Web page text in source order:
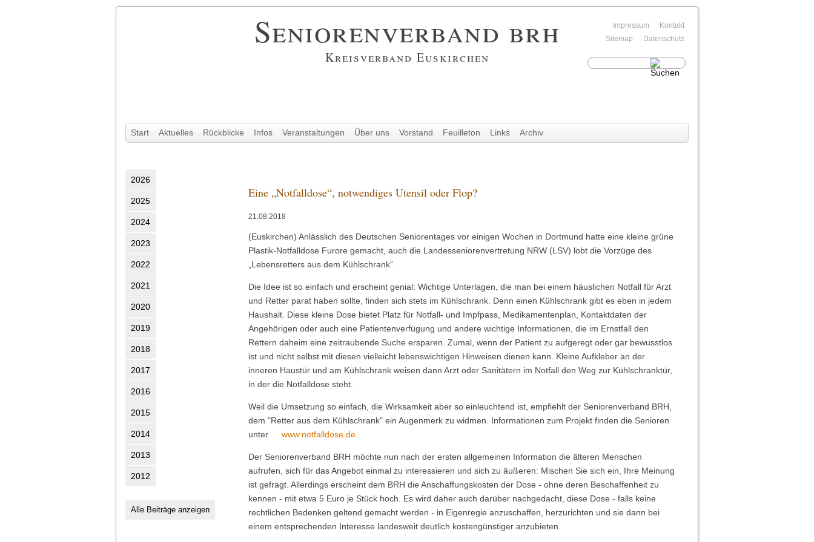
Seniorenverband brh
Kreisverband Euskirchen
Navigation
Start Aktuelles Rückblicke Infos Veranstaltungen Über uns Vorstand Feuilleton Links Archiv
Kontakt
Impressum
Datenschutz
Sitemap
Eine „Notfalldose“, notwendiges Utensil oder Flop?
21.08.2018
(Euskirchen) Anlässlich des Deutschen Seniorentages vor einigen Wochen in Dortmund hatte eine kleine grüne
Plastik-Notfalldose Furore gemacht, auch die Landesseniorenvertretung NRW (LSV) lobt die Vorzüge des
„Lebensretters aus dem Kühlschrank“.
Die Idee ist so einfach und erscheint genial: Wichtige Unterlagen, die man bei einem häuslichen Notfall für Arzt
und Retter parat haben sollte, finden sich stets im Kühlschrank. Denn einen Kühlschrank gibt es eben in jedem
Haushalt. Diese kleine Dose bietet Platz für Notfall- und Impfpass, Medikamentenplan, Kontaktdaten der
Angehörigen oder auch eine Patientenverfügung und andere wichtige Informationen, die im Ernstfall den
Rettern daheim eine zeitraubende Suche ersparen. Zumal, wenn der Patient zu aufgeregt oder gar bewusstlos
ist und nicht selbst mit diesen vielleicht lebenswichtigen Hinweisen dienen kann. Kleine Aufkleber an der
inneren Haustür und am Kühlschrank weisen dann Arzt oder Sanitätern im Notfall den Weg zur Kühlschranktür,
in der die Notfalldose steht.
Weil die Umsetzung so einfach, die Wirksamkeit aber so einleuchtend ist, empfiehlt der Seniorenverband BRH,
dem "Retter aus dem Kühlschrank" ein Augenmerk zu widmen. Informationen zum Projekt finden die Senioren
unter
www.notfalldose.de
Der Seniorenverband BRH möchte nun nach der ersten allgemeinen Information die älteren Menschen
aufrufen, sich für das Angebot einmal zu interessieren und sich zu äußeren: Mischen Sie sich ein, Ihre Meinung
ist gefragt. Allerdings erscheint dem BRH die Anschaffungskosten der Dose - ohne deren Beschaffenheit zu
kennen - mit etwa 5 Euro je Stück hoch. Es wird daher auch darüber nachgedacht, diese Dose - falls keine
rechtlichen Bedenken geltend gemacht werden - in Eigenregie anzuschaffen, herzurichten und sie dann bei
einem entsprechenden Interesse landesweit deutlich kostengünstiger anzubieten.
2026
2025
2024
2023
2022
2021
2020
2019
2018
2017
2016
2015
2014
2013
2012
Alle Beiträge anzeigen